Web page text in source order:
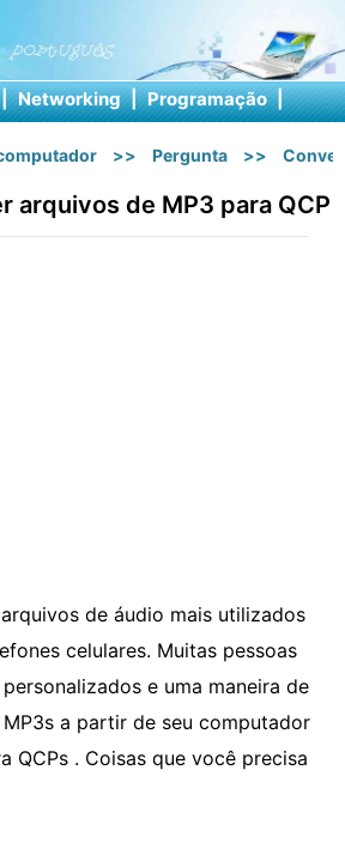
| Networking | Programação |
>> Pergunta >>
arquivos de MP3 para QCP
de áudio mais utilizados
celulares. Muitas pessoas
e uma maneira de
a partir de seu computador
QCPs . Coisas que você precisa